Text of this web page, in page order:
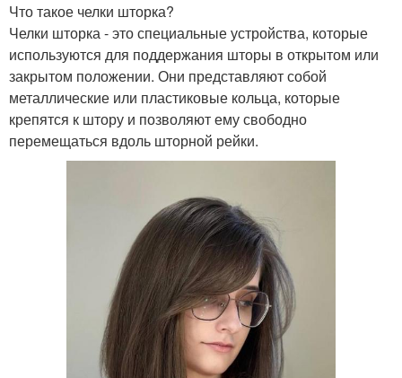
Что такое челки шторка?
Челки шторка - это специальные устройства, которые
используются для поддержания шторы в открытом или
закрытом положении. Они представляют собой
металлические или пластиковые кольца, которые
крепятся к штору и позволяют ему свободно
перемещаться вдоль шторной рейки.